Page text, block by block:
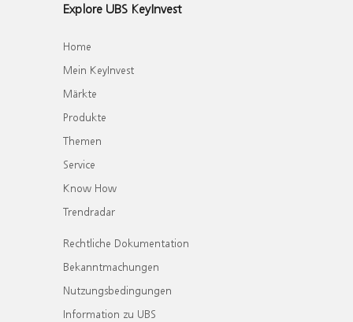
Explore UBS KeyInvest
Home
Mein KeyInvest
Märkte
Produkte
Themen
Service
Know How
Trendradar
Rechtliche Dokumentation
Bekanntmachungen
Nutzungsbedingungen
Information zu UBS